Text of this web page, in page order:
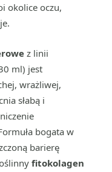
okolice oczu,
z linii
ml) jest
wrażliwej,
słabą i
bogata w
barierę
fitokolagen